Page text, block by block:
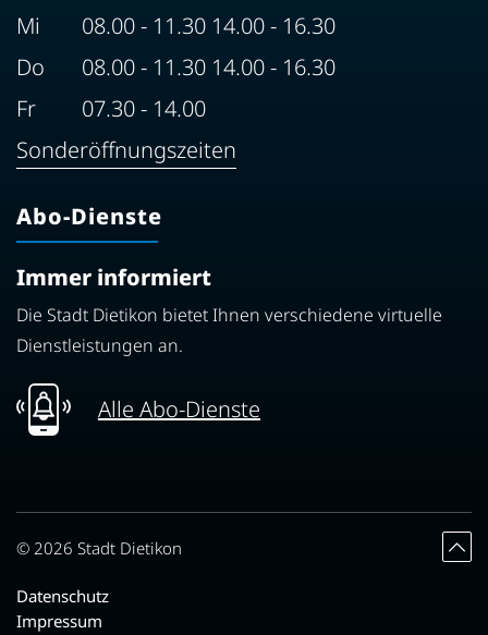
Mi
08.00 - 11.30 14.00 - 16.30
Do
08.00 - 11.30 14.00 - 16.30
Fr
07.30 - 14.00
Sonderöffnungszeiten
Abo-Dienste
Immer informiert
Die Stadt Dietikon bietet Ihnen verschiedene virtuelle
Dienstleistungen an.
Alle Abo-Dienste
© 2026 Stadt Dietikon
Toolbar
Datenschutz
Impressum